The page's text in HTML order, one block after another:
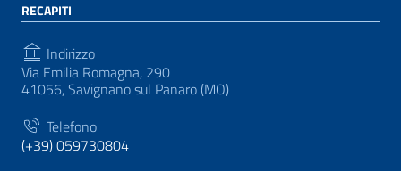
RECAPITI
Indirizzo
Via Emilia Romagna, 290
41056, Savignano sul Panaro (MO)
Telefono
(+39) 059730804